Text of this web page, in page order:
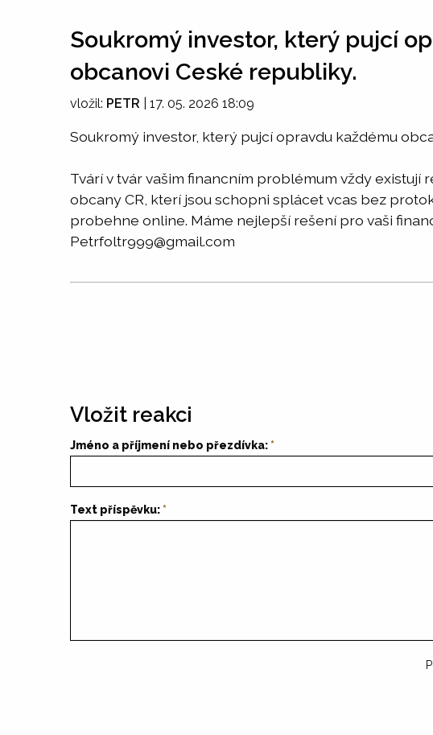
Soukromý investor, který pujcí
obcanovi Ceské republiky.
vložil: PETR 17. 05. 2026 18:09
Soukromý investor, který pujcí opravdu každému
Tvárí v tvár vašim financním problémum vždy
obcany CR, kterí jsou schopni splácet vcas bez
probehne online. Máme nejlepší rešení pro vaši
Petrfoltr999@gmail.com
Vložit reakci
Jméno a příjmení nebo přezdívka:
Text příspěvku: